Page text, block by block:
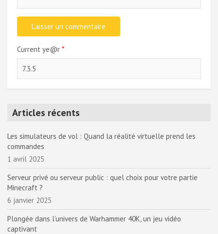
Current ye@r *
Articles récents
Les simulateurs de vol : Quand la réalité virtuelle prend les
commandes
1 avril 2025
Serveur privé ou serveur public : quel choix pour votre partie
Minecraft ?
6 janvier 2025
Plongée dans l’univers de Warhammer 40K, un jeu vidéo
captivant